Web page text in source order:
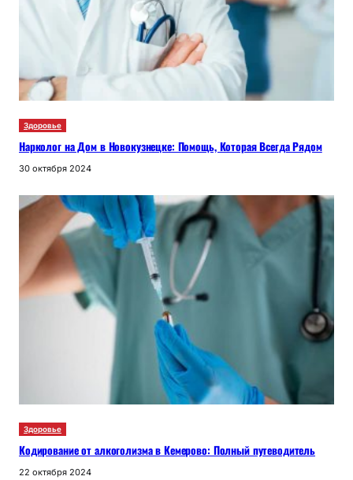
Здоровье
Нарколог на Дом в Новокузнецке: Помощь, Которая Всегда Рядом
30 октября 2024
Здоровье
Кодирование от алкоголизма в Кемерово: Полный путеводитель
22 октября 2024